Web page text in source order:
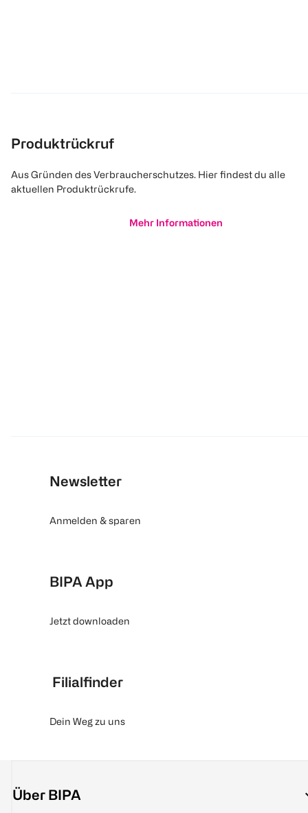
Produktrückruf
Aus Gründen des Verbraucherschutzes. Hier findest du alle
aktuellen Produktrückrufe.
Mehr Informationen
Newsletter
Anmelden & sparen
BIPA App
Jetzt downloaden
Filialfinder
Dein Weg zu uns
Über BIPA